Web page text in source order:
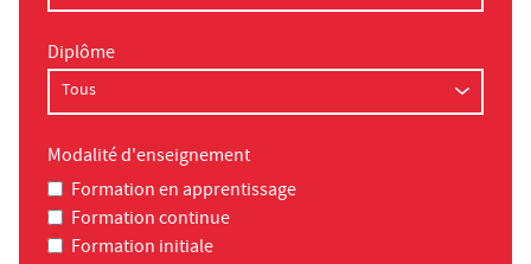
Diplôme
Modalité d'enseignement
Formation en apprentissage
Formation continue
Formation initiale